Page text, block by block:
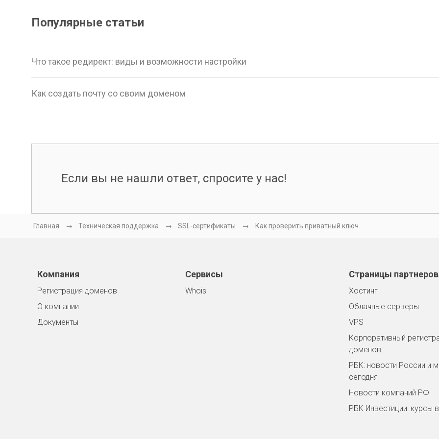
Популярные статьи
Что такое редирект: виды и возможности настройки
Как создать почту со своим доменом
Если вы не нашли ответ, спросите у нас!
Главная Техническая поддержка SSL-сертификаты Как проверить приватный ключ
Компания
Регистрация доменов
О компании
Документы
Сервисы
Whois
Страницы партнеров
Хостинг
Облачные серверы
VPS
Корпоративный
доменов
РБК: новости России и
сегодня
Новости компаний РФ
РБК Инвестиции: курсы